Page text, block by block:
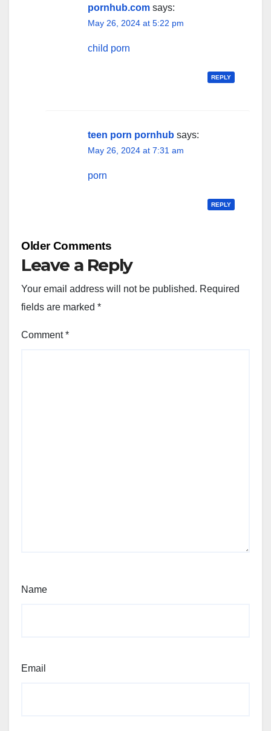
pornhub.com says:
May 26, 2024 at 5:22 pm
child porn
REPLY
teen porn pornhub says:
May 26, 2024 at 7:31 am
porn
REPLY
Comment
Older Comments
Leave a Reply
Your email address will not be published. Required
fields are marked *
Comment*
Name
Email